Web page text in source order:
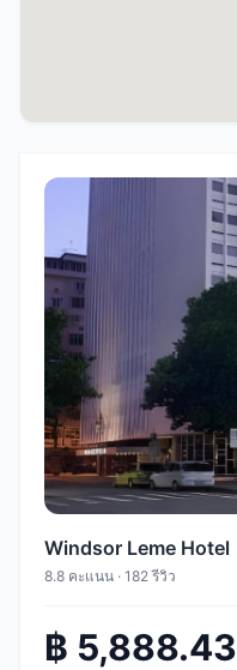
Windsor Leme Hotel
8.8 คะแนน · 182 รีวิว
฿ 5,888.43